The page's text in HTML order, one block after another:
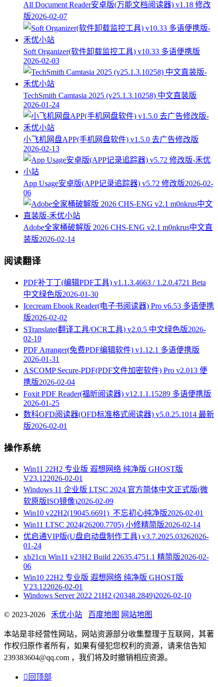
All Document Reader安卓版(万能文档阅读器) v1.18 修改
版2026-02-07
Soft Organizer(软件卸载监控工具) v10.33 多语便携版
2026-02-03
TechSmith Camtasia 2025 (v25.1.3.10258) 中文直装版
2026-01-24
小飞机网盘APP(手机网盘软件) v1.5.0 去广告修改版
2026-02-13
App Usage安卓版(APP记录追踪器) v5.72 修改版2026-02-
06
Adobe全家桶破解版 2026 CHS-ENG v2.1 m0nkrus中文直
装版2026-02-14
阅读翻译
PDF补丁丁(编辑PDF工具) v1.1.3.4663 / 1.2.0.4721 Beta
中文绿色版2026-01-30
Icecream Ebook Reader(电子书阅读器) Pro v6.53 多语便携
版2026-02-02
STranslate(翻译工具/OCR工具) v2.0.5 中文绿色版2026-
02-10
PDF Arranger(免费PDF编辑软件) v1.12.1 多语便携版
2026-01-31
ASCOMP Secure-PDF(PDF文件加密软件) Pro v2.013 便
携版2026-02-04
Foxit PDF Reader(福昕阅读器) v12.1.1.15289 多语便携版
2026-01-25
数科OFD阅读器(OFD标准格式阅读器) v5.0.25.1014 最新
版2026-02-01
操作系统
Win11 22H2 专业版 遐想网络 纯净版 GHOST版
V23.122026-02-01
Windows 11 企业版 LTSC 2024 官方简体中文正式版(微
软原版ISO镜像)2026-02-09
Win10 v22H2(19045.6691)_不忘初心纯净版2026-02-01
Win11 LTSC 2024(26200.7705) 小修精简版2026-02-14
优启通VIP版(U盘启动盘制作工具) v3.7.2025.03262026-
01-24
xb21cn Win11 v23H2 Build 22635.4751.1 精简版2026-02-
06
Win10 22H2 专业版 遐想网络 纯净版 GHOST版
V23.122026-02-01
Windows Server 2022 21H2 (20348.2849)2026-02-10
© 2023-2026 禾优小站 百度地图 网站地图
本站是非经营性网站，网站资源部分收集整理于互联网，其著
作权归原作者所有，如果有侵犯您权利的资源，请来信告知
239383604@qq.com ，我们将及时撤销相应资源。
 回顶部